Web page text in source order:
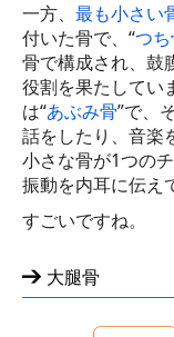
生理学的
消化管検
画像検査
眼科的検査
耳鼻科的検
一方、 最も⼩さい
付いた骨で、“つ
⾻で構成され、⿎
役割を果たしてい
は“あぶみ⾻”で、
話をしたり、音楽
小さな骨が1つの
振動を内⽿に伝え
すごいですね。
大腿骨